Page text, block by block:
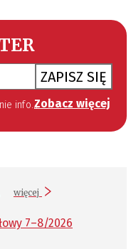
ZAPISZ SIĘ
jednak jej wyrażenie jest konieczne, aby otrzymywać newsletter. Zobacz więcej
więcej